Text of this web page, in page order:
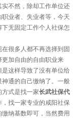
不然，除却工作单位还
业者、失业者等，今天
下无固定工作个人社保怎
很多人都不再选择到固
加自由的自由职业来
这样导致了没有单位给
通的自己缴纳了。一般
方式是找一家长武社保代
找一家专业的咸阳社保
纳基数即可，当然费用